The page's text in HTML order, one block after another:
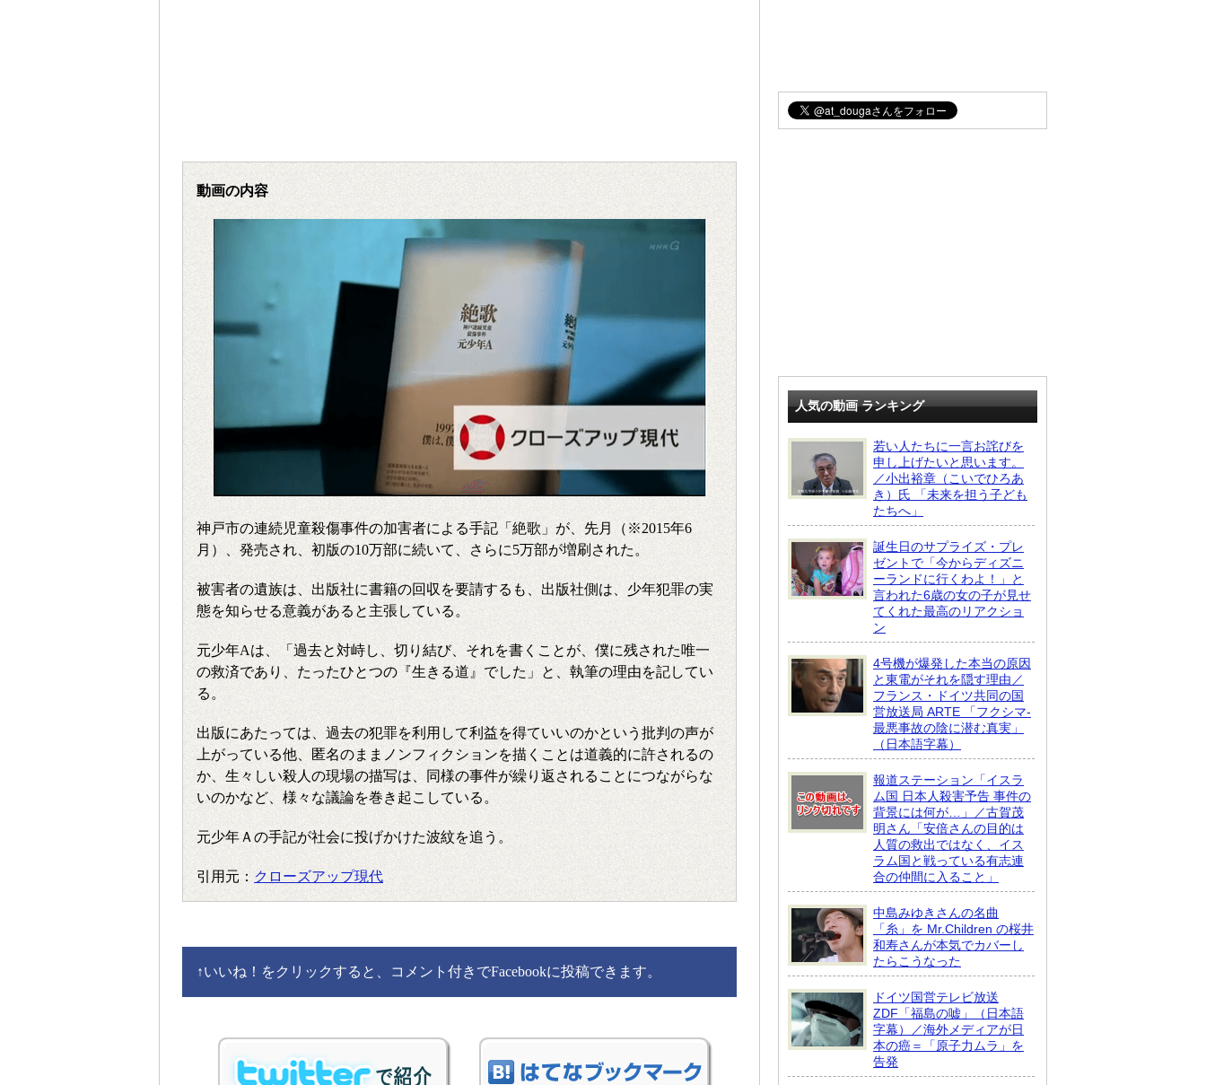
動画の内容
神戸市の連続児童殺傷事件の加害者による手記「絶歌」が、先月（※2015年6
月）、発売され、初版の10万部に続いて、さらに5万部が増刷された。
被害者の遺族は、出版社に書籍の回収を要請するも、出版社側は、少年犯罪の実
態を知らせる意義があると主張している。
元少年Aは、「過去と対峙し、切り結び、それを書くことが、僕に残された唯一
の救済であり、たったひとつの『生きる道』でした」と、執筆の理由を記してい
る。
出版にあたっては、過去の犯罪を利用して利益を得ていいのかという批判の声が
上がっている他、匿名のままノンフィクションを描くことは道義的に許されるの
か、生々しい殺人の現場の描写は、同様の事件が繰り返されることにつながらな
いのかなど、様々な議論を巻き起こしている。
元少年Ａの手記が社会に投げかけた波紋を追う。
引用元： クローズアップ現代
↑いいね！をクリックすると、コメント付きでFacebookに投稿できます。
人気の動画 ランキング
若い人たちに一言お詫びを
申し上げたいと思います。
／小出裕章（こいでひろあ
き）氏 「未来を担う子ども
たちへ」
誕生日のサプライズ・プレ
ゼントで「今からディズニ
ーランドに行くわよ！」と
言われた6歳の女の子が見せ
てくれた最高のリアクショ
ン
4号機が爆発した本当の原因
と東電がそれを隠す理由／
フランス・ドイツ共同の国
営放送局 ARTE 「フクシマ-
最悪事故の陰に潜む真実」
（日本語字幕）
報道ステーション「イスラ
ム国 日本人殺害予告 事件の
背景には何が…」／古賀茂
明さん「安倍さんの目的は
人質の救出ではなく、イス
ラム国と戦っている有志連
合の仲間に入ること」
中島みゆきさんの名曲
「糸」を Mr.Children の桜井
和寿さんが本気でカバーし
たらこうなった
ドイツ国営テレビ放送
ZDF「福島の嘘」（日本語
字幕）／海外メディアが日
本の癌＝「原子力ムラ」を
告発